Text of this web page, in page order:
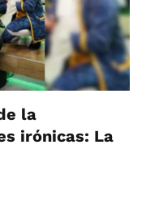
la
irónicas: La